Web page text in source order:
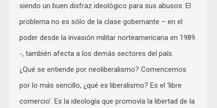
siendo un buen disfraz ideológico para sus abusos. El
problema no es sólo de la clase gobernante – en el
poder desde la invasión militar norteamericana en 1989
-, también afecta a los demás sectores del país.
¿Qué se entiende por neoliberalismo? Comencemos
por lo más sencillo, ¿qué es liberalismo? Es el ‘libre
comercio’. Es la ideología que promovía la libertad de la